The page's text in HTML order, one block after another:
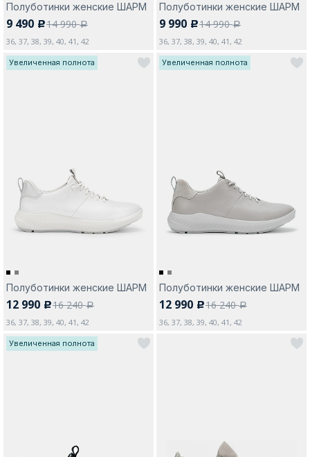
Полуботинки женские ШАРМ
9 490 c14 990a
36, 37, 38, 39, 40, 41, 42
Полуботинки женские ШАРМ
9 990 c14 990a
36, 37, 38, 39, 40, 41, 42
Увеличенная полнота
Полуботинки женские ШАРМ
12 990 c16 240a
36, 37, 38, 39, 40, 41, 42
Увеличенная полнота
Полуботинки женские ШАРМ
12 990 c16 240a
36, 37, 38, 39, 40, 41, 42
Увеличенная полнота